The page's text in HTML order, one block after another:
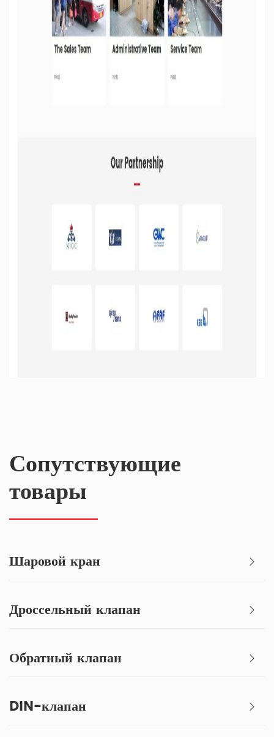
Сопутствующие
товары
Шаровой кран
Дроссельный клапан
Обратный клапан
DIN-клапан